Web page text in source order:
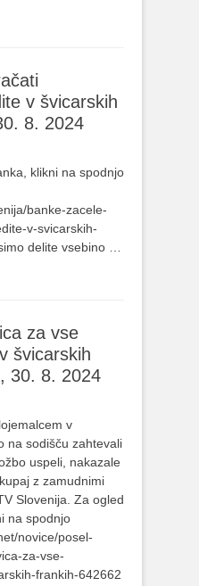
v švicarskih
8. 2024
klikni na spodnjo
banke-zacele-
v-svicarskih-
delite vsebino …
za vse
švicarskih
30. 8. 2024
v
na sodišču zahtevali
uspeli, nakazale
z zamudnimi
Slovenija. Za ogled
na spodnjo
novice/posel-
za-vse-
frankih-642662